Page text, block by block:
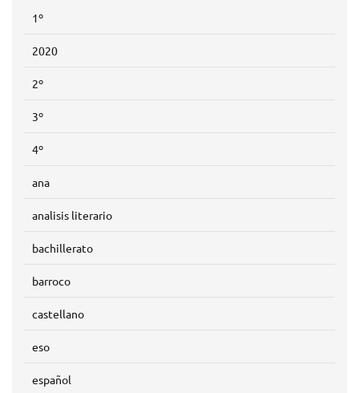
1º
2020
2º
3º
4º
ana
analisis literario
bachillerato
barroco
castellano
eso
español